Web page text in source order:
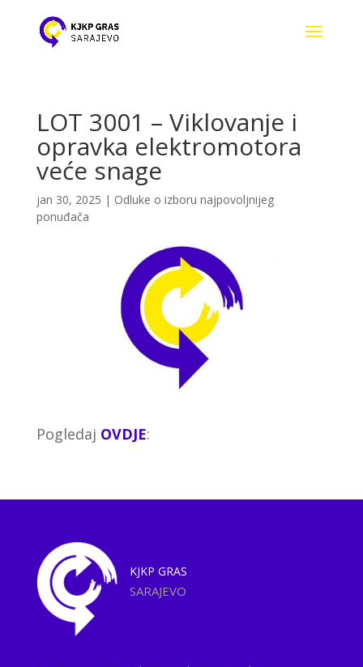
LOT 3001 – Viklovanje i
opravka elektromotora
veće snage
jan 30, 2025 | Odluke o izboru najpovoljnijeg
ponuđača
Pogledaj OVDJE:
KJKP GRAS
SARAJEVO